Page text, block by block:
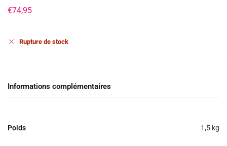
€74,95
Rupture de stock
Informations complémentaires
Poids 1,5 kg